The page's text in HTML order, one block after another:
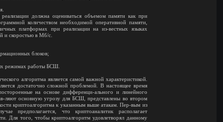
должна оцениваться объемом памяти как при
количеством необходимой оперативной памяти,
платформах при реализации на из-вестных языках
и скоростью в Мб/с.
блоков;
режимах работы БСШ.
алгоритма является самой важной характеристикой.
достаточно сложной проблемой. В настоящее время
на основе дифференци-ального и линейного
ляют основную угрозу для БСШ, представлены во втором
криптоалгоритма к указанным выше атакам. Пер-вым из
предполагается, что криптоаналитик располагает
Для того, чтобы криптоалгоритм удовлетворял данному